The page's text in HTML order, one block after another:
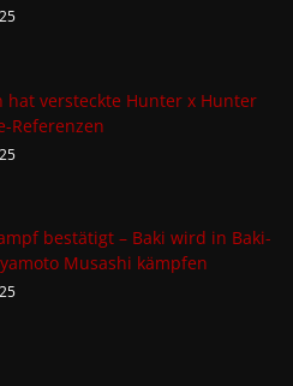
hat versteckte Hunter x Hunter
Referenzen
bestätigt – Baki wird in Baki-
Musashi kämpfen